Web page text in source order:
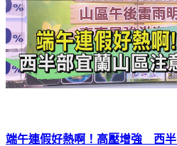
端午連假好熱啊！高壓增強 西